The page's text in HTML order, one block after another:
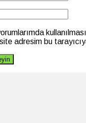
adresim bu